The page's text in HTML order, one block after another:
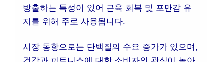
방출하는 특성이 있어 근육 회복 및 포만감 유
지를 위해 주로 사용됩니다.
시장 동향으로는 단백질의 수요 증가가 있으며,
건강과 피트니스에 대한 소비자의 관심이 높아